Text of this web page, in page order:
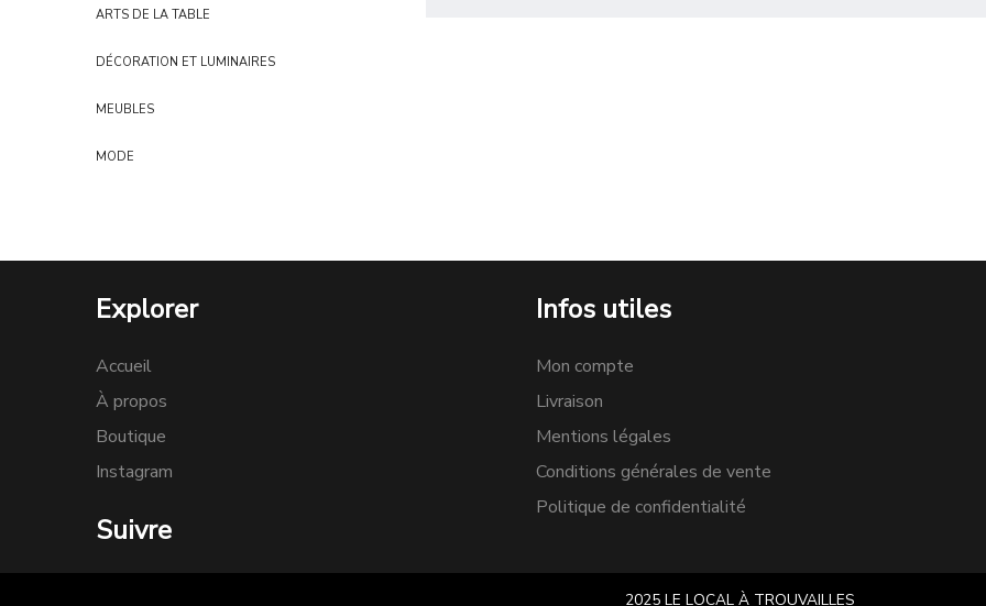
ARTS DE LA TABLE
DÉCORATION ET LUMINAIRES
MEUBLES
MODE
Explorer
Accueil
À propos
Boutique
Instagram
Suivre
Infos utiles
Mon compte
Livraison
Mentions légales
Conditions générales de vente
Politique de confidentialité
2025 LE LOCAL À TROUVAILLES